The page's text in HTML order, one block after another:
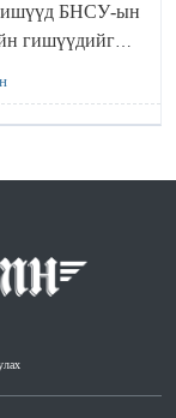
БНСУ-ын
гишүүдийг